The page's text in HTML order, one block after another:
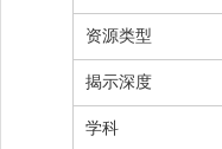
资源类型
揭示深度
学科